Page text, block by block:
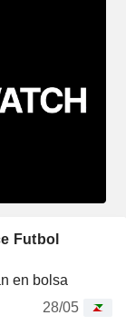
Futbol
en bolsa
28/05